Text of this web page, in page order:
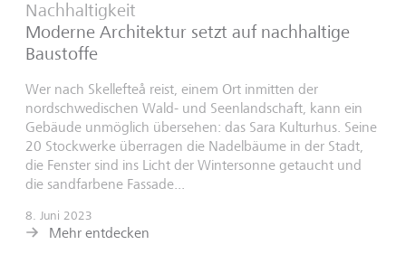
Nachhaltigkeit
Moderne Architektur setzt auf nachhaltige
Baustoffe
Wer nach Skellefteå reist, einem Ort inmitten der
nordschwedischen Wald- und Seenlandschaft, kann ein
Gebäude unmöglich übersehen: das Sara Kulturhus. Seine
20 Stockwerke überragen die Nadelbäume in der Stadt,
die Fenster sind ins Licht der Wintersonne getaucht und
die sandfarbene Fassade...
8. Juni 2023
Mehr entdecken